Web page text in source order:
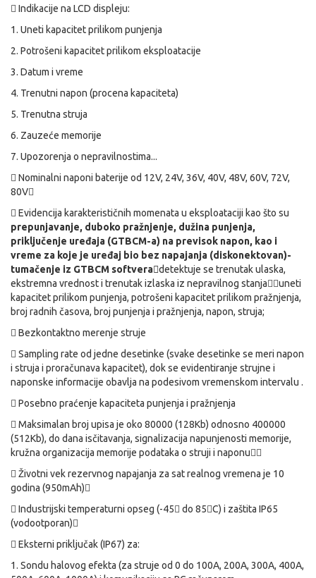
 Indikacije na LCD displeju:
1. Uneti kapacitet prilikom punjenja
2. Potrošeni kapacitet prilikom eksploatacije
3. Datum i vreme
4. Trenutni napon (procena kapaciteta)
5. Trenutna struja
6. Zauzeće memorije
7. Upozorenja o nepravilnostima...
 Nominalni naponi baterije od 12V, 24V, 36V, 40V, 48V, 60V, 72V,
80V
 Evidencija karakterističnih momenata u eksploataciji kao što su
prepunjavanje, duboko pražnjenje, dužina punjenja,
priključenje uređaja (GTBCM-a) na previsok napon, kao i
vreme za koje je uređaj bio bez napajanja (diskonektovan)-
tumačenje iz GTBCM softveradetektuje se trenutak ulaska,
ekstremna vrednost i trenutak izlaska iz nepravilnog stanjauneti
kapacitet prilikom punjenja, potrošeni kapacitet prilikom pražnjenja,
broj radnih časova, broj punjenja i pražnjenja, napon, struja;
 Bezkontaktno merenje struje
 Sampling rate od jedne desetinke (svake desetinke se meri napon
i struja i proračunava kapacitet), dok se evidentiranje strujne i
naponske informacije obavlja na podesivom vremenskom intervalu .
 Posebno praćenje kapaciteta punjenja i pražnjenja
 Maksimalan broj upisa je oko 80000 (128Kb) odnosno 400000
(512Kb), do dana isčitavanja, signalizacija napunjenosti memorije,
kružna organizacija memorije podataka o struji i naponu
 Životni vek rezervnog napajanja za sat realnog vremena je 10
godina (950mAh)
 Industrijski temperaturni opseg (-45 do 85C) i zaštita IP65
(vodootporan)
 Eksterni priključak (IP67) za:
1. Sondu halovog efekta (za struje od 0 do 100A, 200A, 300A, 400A,